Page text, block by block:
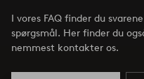
I vores FAQ finder du
spørgsmål. Her finder du
nemmest kontakter os.